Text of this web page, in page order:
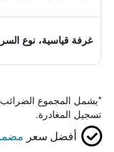
غرفة قياسية، نوع
*يشمل المجموع الضرائب
تسجيل المغادرة.
أفضل سعر